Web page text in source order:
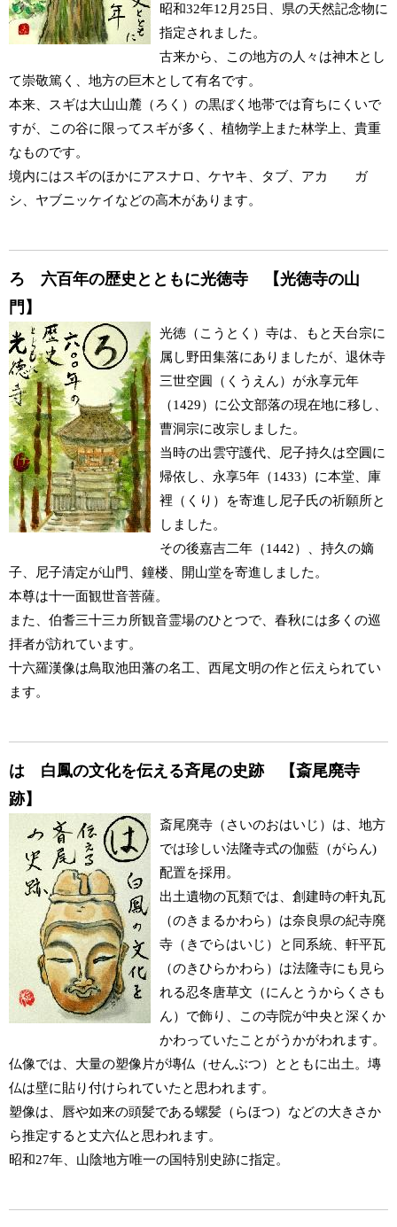
昭和32年12月25日、県の天然記念物に
指定されました。
古来から、この地方の人々は神木とし
て崇敬篤く、地方の巨木として有名です。
本来、スギは大山山麓（ろく）の黒ぼく地帯では育ちにくいで
すが、この谷に限ってスギが多く、植物学上また林学上、貴重
なものです。
境内にはスギのほかにアスナロ、ケヤキ、タブ、アカ ガ
シ、ヤブニッケイなどの高木があります。
ろ 六百年の歴史とともに光徳寺 【光徳寺の山
門】
光徳（こうとく）寺は、もと天台宗に
属し野田集落にありましたが、退休寺
三世空圓（くうえん）が永享元年
（1429）に公文部落の現在地に移し、
曹洞宗に改宗しました。
当時の出雲守護代、尼子持久は空圓に
帰依し、永享5年（1433）に本堂、庫
裡（くり）を寄進し尼子氏の祈願所と
しました。
その後嘉吉二年（1442）、持久の嫡
子、尼子清定が山門、鐘楼、開山堂を寄進しました。
本尊は十一面観世音菩薩。
また、伯耆三十三カ所観音霊場のひとつで、春秋には多くの巡
拝者が訪れています。
十六羅漢像は鳥取池田藩の名工、西尾文明の作と伝えられてい
ます。
は 白鳳の文化を伝える斉尾の史跡 【斎尾廃寺
跡】
斎尾廃寺（さいのおはいじ）は、地方
では珍しい法隆寺式の伽藍（がらん)
配置を採用。
出土遺物の瓦類では、創建時の軒丸瓦
（のきまるかわら）は奈良県の紀寺廃
寺（きでらはいじ）と同系統、軒平瓦
（のきひらかわら）は法隆寺にも見ら
れる忍冬唐草文（にんとうからくさも
ん）で飾り、この寺院が中央と深くか
かわっていたことがうかがわれます。
仏像では、大量の塑像片が塼仏（せんぶつ）とともに出土。塼
仏は壁に貼り付けられていたと思われます。
塑像は、唇や如来の頭髪である螺髪（らほつ）などの大きさか
ら推定すると丈六仏と思われます。
昭和27年、山陰地方唯一の国特別史跡に指定。